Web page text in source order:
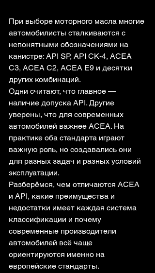
При выборе моторного масла многие
автомобилисты сталкиваются с
непонятными обозначениями на
канистре: API SP, API CK-4, ACEA
C3, ACEA C2, ACEA E9 и десятки
других комбинаций.
Одни считают, что главное —
наличие допуска API. Другие
уверены, что для современных
автомобилей важнее ACEA. На
практике оба стандарта играют
важную роль, но создавались они
для разных задач и разных условий
эксплуатации.
Разберёмся, чем отличаются ACEA
и API, какие преимущества и
недостатки имеет каждая система
классификации и почему
современные производители
автомобилей всё чаще
ориентируются именно на
европейские стандарты.